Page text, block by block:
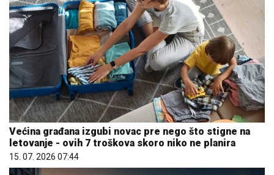
Većina građana izgubi novac pre nego što stigne na
letovanje - ovih 7 troškova skoro niko ne planira
15. 07. 2026 07:44